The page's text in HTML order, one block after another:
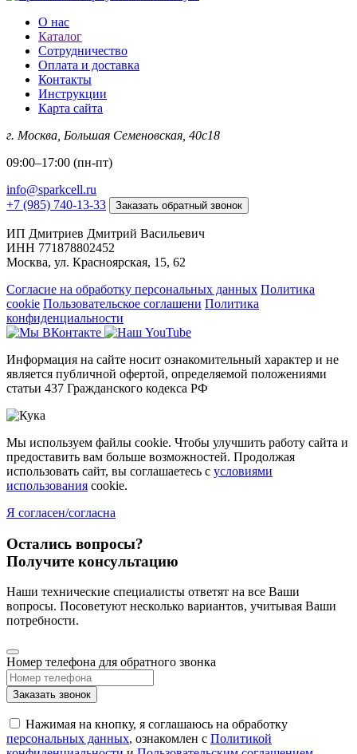
О нас
Каталог
Сотрудничество
Оплата и доставка
Контакты
Инструкции
Карта сайта
г. Москва, Большая Семеновская, 40с18​
09:00–17:00 (пн-пт)
info@sparkcell.ru
+7 (985) 740-13-33
Заказать обратный звонок
ИП Дмитриев Дмитрий Васильевич
ИНН 771878802452
Москва, ул. Красноярская, 15, 62
Согласие на обработку персональных данных Политика
cookie Пользовательское соглашени Политика
конфиденциальности
Информация на сайте носит ознакомительный характер и не
является публичной офертой, определяемой положениями
статьи 437 Гражданского кодекса РФ
Мы используем файлы cookie. Чтобы улучшить работу сайта и
предоставить вам больше возможностей. Продолжая
использовать сайт, вы соглашаетесь с условиями
использования cookie.
Я согласен/согласна
Остались вопросы?
Получите консультацию
Наши технические специалисты ответят на все Ваши
вопросы. Посоветуют несколько вариантов, учитывая Ваши
потребности.
Номер телефона для обратного звонка
Заказать звонок
Нажимая на кнопку, я соглашаюсь на обработку
персональных данных, ознакомлен с Политикой